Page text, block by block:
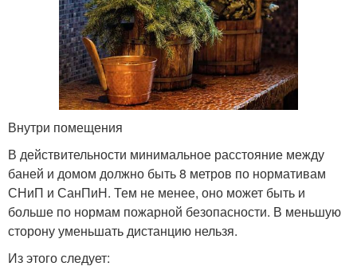
Внутри помещения
В действительности минимальное расстояние между
баней и домом должно быть 8 метров по нормативам
СНиП и СанПиН. Тем не менее, оно может быть и
больше по нормам пожарной безопасности. В меньшую
сторону уменьшать дистанцию нельзя.
Из этого следует: